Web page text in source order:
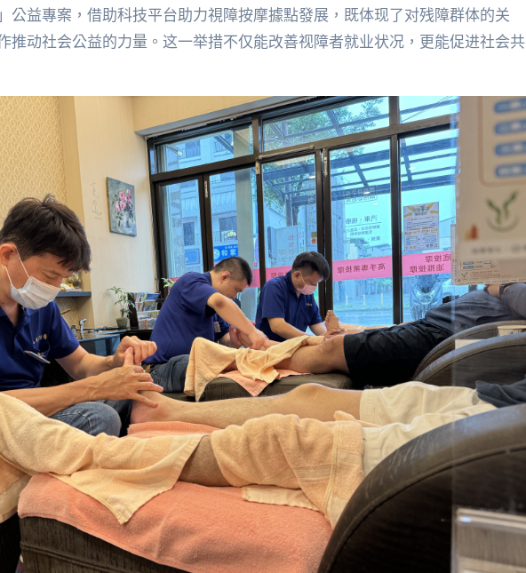
公益專案，借助科技平台助力視障按摩據點發展，既体现了对残障群体的关
推动社会公益的力量。这一举措不仅能改善视障者就业状况，更能促进社会共